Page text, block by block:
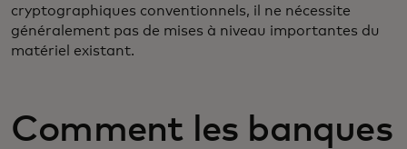
cryptographiques conventionnels, il ne nécessite
généralement pas de mises à niveau importantes du
matériel existant.
Comment les banques